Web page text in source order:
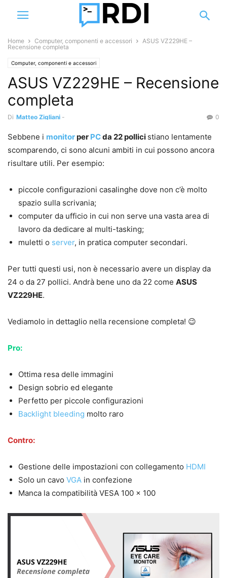
Home Computer, componenti e accessori
ASUS VZ229HE –
Recensione completa
Computer, componenti e accessori
ASUS VZ229HE – Recensione
completa
Di Matteo Zigliani - 0
Sebbene i monitorper PCda 22 pollici stiano lentamente
scomparendo, ci sono alcuni ambiti in cui possono ancora
risultare utili. Per esempio:
piccole configurazioni casalinghe dove non c’è molto
spazio sulla scrivania;
computer da ufficio in cui non serve una vasta area di
lavoro da dedicare al multi-tasking;
muletti o server, in pratica computer secondari.
Per tutti questi usi, non è necessario avere un display da
24 o da 27 pollici. Andrà bene uno da 22 come ASUS
VZ229HE.
Vediamolo in dettaglio nella recensione completa! 😉
Pro:
Ottima resa delle immagini
Design sobrio ed elegante
Perfetto per piccole configurazioni
Backlight bleeding molto raro
Contro:
Gestione delle impostazioni con collegamento HDMI
Solo un cavo VGA in confezione
Manca la compatibilità VESA 100 x 100